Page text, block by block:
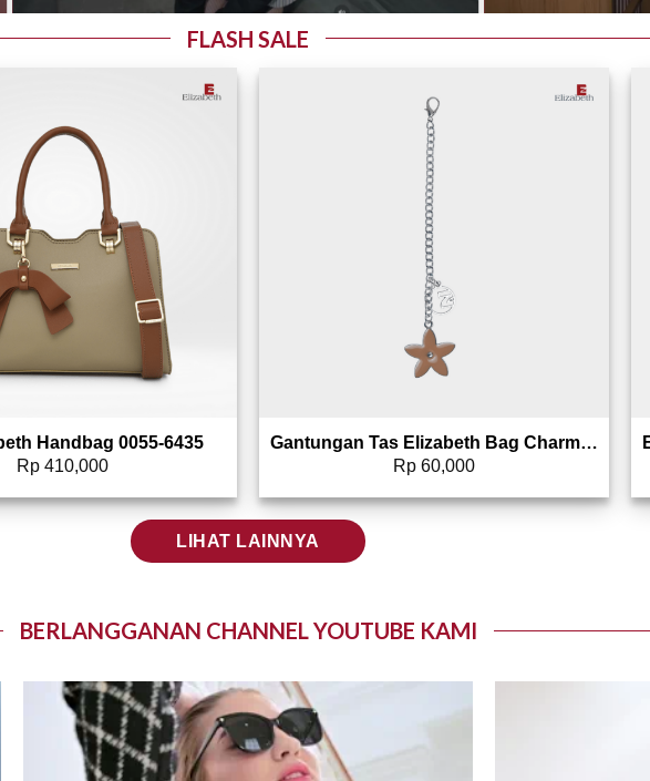
FLASH SALE
Handbag 0055-6435
Rp410,000
Gantungan Tas Elizabeth Bag Charm 0826-1474 (Random Color)
Rp 60,000
LIHAT LAINNYA
BERLANGGANAN CHANNEL YOUTUBE KAMI